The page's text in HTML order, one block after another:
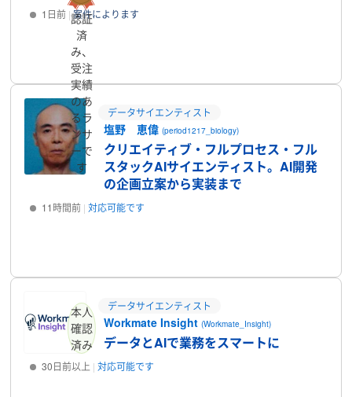
1日前 案件によります
認証
済
み、
受注
実績
のあ
るラ
ンサ
ーで
す
データサイエンティスト
塩野 恵偉(period1217_biology)
クリエイティブ・フルプロセス・フル
スタックAIサイエンティスト。AI開発
の企画立案から実装まで
11時間前 対応可能です
本人
確認
済み
データサイエンティスト
Workmate Insight(Workmate_Insight)
データとAIで業務をスマートに
30日前以上 対応可能です